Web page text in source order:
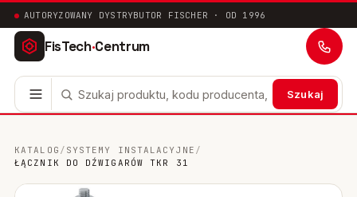
AUTORYZOWANY DYSTRYBUTOR FISCHER · OD 1996
FisTech·Centrum
Szukaj
KATALOG / SYSTEMY INSTALACYJNE /
ŁĄCZNIK DO DŹWIGARÓW TKR 31